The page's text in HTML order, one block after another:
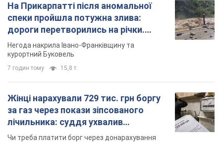
На Прикарпатті після аномальної
спеки пройшла потужна злива:
дороги перетворились на річки.
Відео
Негода накрила Івано-Франківщину та
курортний Буковель
7 годин тому 15,8 т.
Жінці нарахували 729 тис. грн боргу
за газ через покази зіпсованого
лічильника: суддя ухвалив
неочікуване рішення
Чи треба платити борг через донарахування